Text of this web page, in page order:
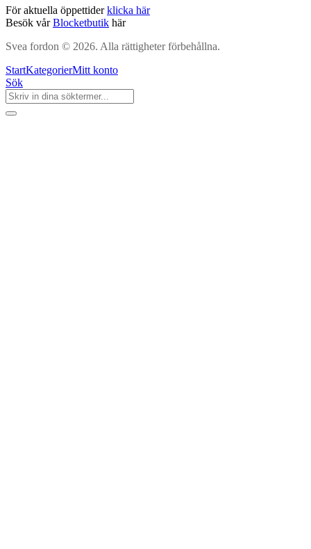
För aktuella öppettiderklicka här
Besök vårBlocketbutik här
Svea fordon © 2026. Alla rättigheter förbehållna.
StartKategorierMitt konto
Sök